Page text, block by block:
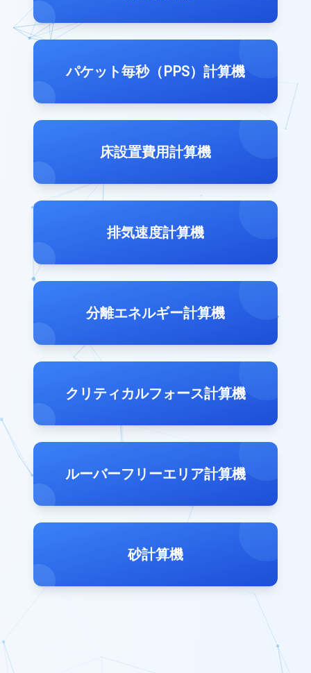
パケット毎秒（PPS）計算機
床設置費用計算機
排気速度計算機
分離エネルギー計算機
クリティカルフォース計算機
ルーバーフリーエリア計算機
砂計算機